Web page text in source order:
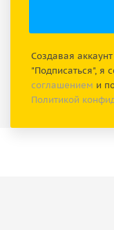
Создавая
"Подписаться", я
соглашением и
Политикой